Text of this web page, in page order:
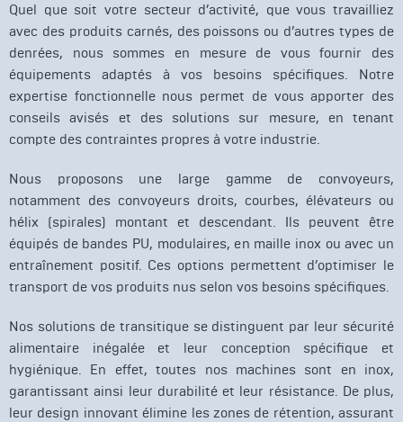
Quel que soit votre secteur d’activité, que vous travailliez
avec des produits carnés, des poissons ou d’autres types de
denrées, nous sommes en mesure de vous fournir des
équipements adaptés à vos besoins spécifiques. Notre
expertise fonctionnelle nous permet de vous apporter des
conseils avisés et des solutions sur mesure, en tenant
compte des contraintes propres à votre industrie.
Nous proposons une large gamme de convoyeurs,
notamment des convoyeurs droits, courbes, élévateurs ou
hélix (spirales) montant et descendant. Ils peuvent être
équipés de bandes PU, modulaires, en maille inox ou avec un
entraînement positif. Ces options permettent d’optimiser le
transport de vos produits nus selon vos besoins spécifiques.
Nos solutions de transitique se distinguent par leur sécurité
alimentaire inégalée et leur conception spécifique et
hygiénique. En effet, toutes nos machines sont en inox,
garantissant ainsi leur durabilité et leur résistance. De plus,
leur design innovant élimine les zones de rétention, assurant